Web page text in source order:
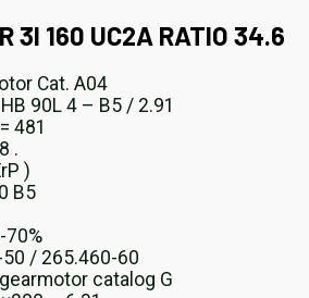
3I 160 UC2A RATIO 34.6
Cat. A04
90L 4 – B5 / 2.91
481
.
)
B5
70%
/ 265.460-60
catalog G